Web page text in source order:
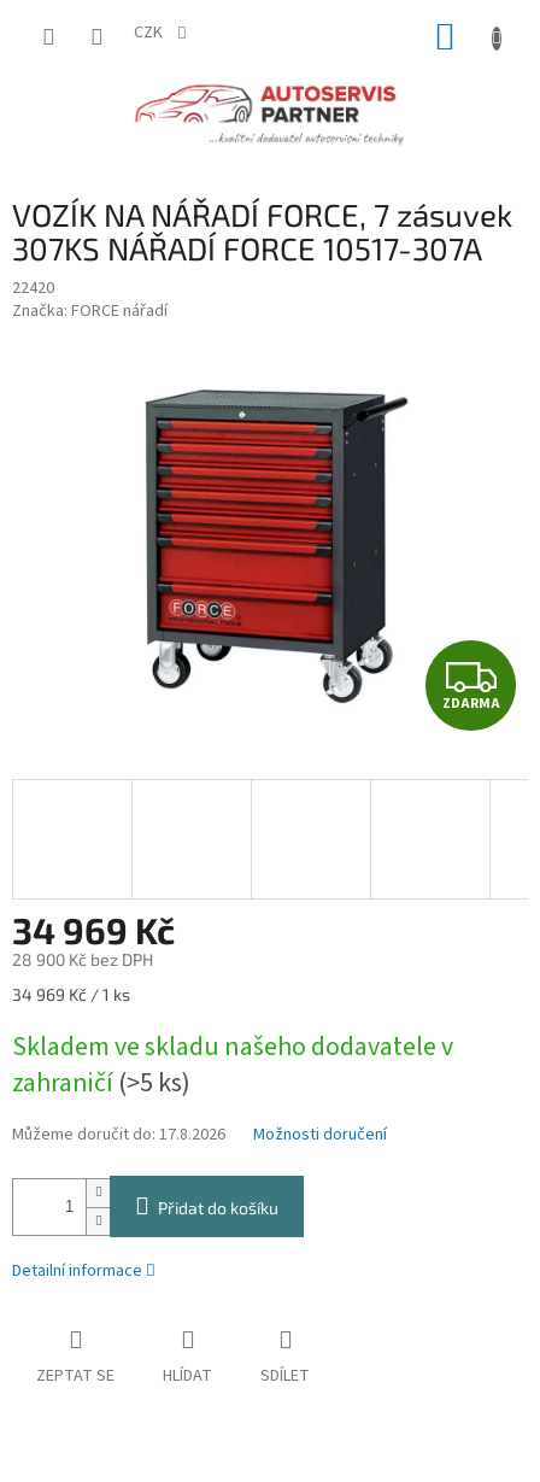
CZK
VOZÍK NA NÁŘADÍ FORCE, 7 zásuvek
307KS NÁŘADÍ FORCE 10517-307A
22420
Značka: FORCE nářadí
Z
D
A
ZDARMA
34 969 Kč
28 900 Kč bez DPH
Měrná
34 969 Kč / 1 ks
Skladem ve skladu našeho dodavatele v
zahraničí(>5 ks)
Můžeme doručit do: 17.8.2026 Možnosti doručení
Přidat do košíku
Detailní informace
ZEPTAT SE HLÍDAT SDÍLET